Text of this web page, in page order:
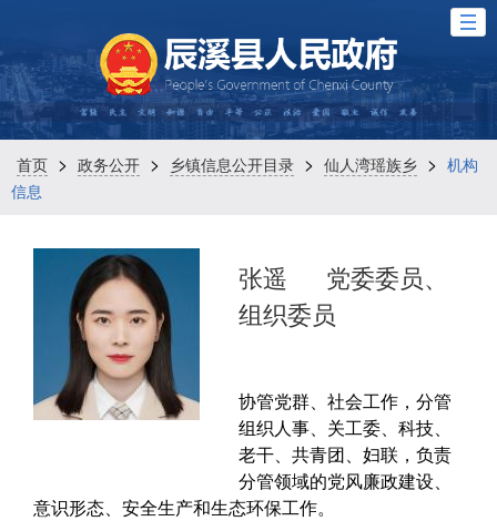
首页 > 政务公开 > 乡镇信息公开目录 > 仙人湾瑶族乡 > 机构
信息
张遥
党委委员、
组织委员
协管党群、社会工作，分管
组织人事、关工委、科技、
老干、共青团、妇联，负责
分管领域的党风廉政建设、
意识形态、安全生产和生态环保工作。